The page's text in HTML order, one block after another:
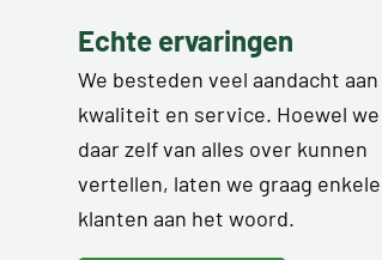
Echte ervaringen
We besteden veel aandacht aan
kwaliteit en service. Hoewel we
daar zelf van alles over kunnen
vertellen, laten we graag enkele
klanten aan het woord.